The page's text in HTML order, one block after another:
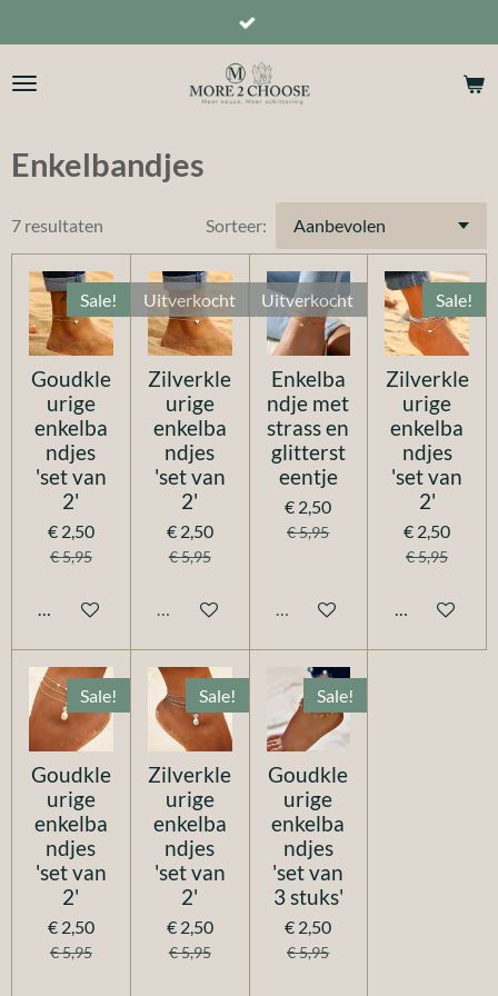
direct
naar
Enkelbandjes
7 resultaten Sorteer:
Sale!
Goudkle
urige
enkelba
ndjes
'set van
2'
€ 2,50
€ 5,95
In winkelwagen
Uitverkocht
Zilverkle
urige
enkelba
ndjes
'set van
2'
€ 2,50
€ 5,95
Uitverkocht
Uitverkocht
Enkelba
ndje met
strass en
glitterst
eentje
€ 2,50
€ 5,95
Uitverkocht
Sale!
Zilverkle
urige
enkelba
ndjes
'set van
2'
€ 2,50
€ 5,95
In
Sale!
Goudkle
urige
enkelba
ndjes
'set van
2'
€ 2,50
€ 5,95
Sale!
Zilverkle
urige
enkelba
ndjes
'set van
2'
€ 2,50
€ 5,95
Sale!
Goudkle
urige
enkelba
ndjes
'set van
3 stuks'
€ 2,50
€ 5,95